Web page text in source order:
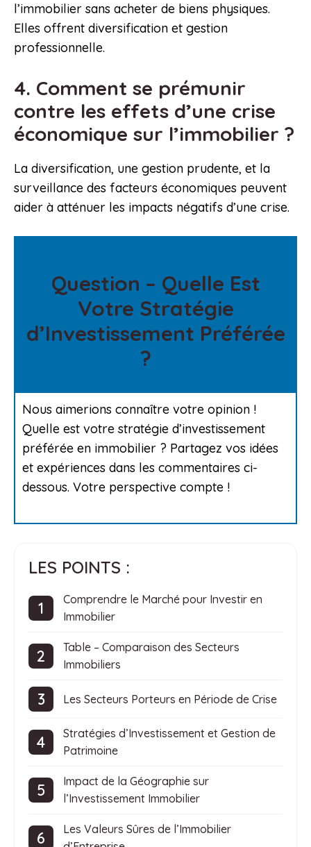
l’immobilier sans acheter de biens physiques.
Elles offrent diversification et gestion
professionnelle.
4. Comment se prémunir
contre les effets d’une crise
économique sur l’immobilier ?
La diversification, une gestion prudente, et la
surveillance des facteurs économiques peuvent
aider à atténuer les impacts négatifs d’une crise.
Question – Quelle Est
Votre Stratégie
d’Investissement Préférée
?
Nous aimerions connaître votre opinion !
Quelle est votre stratégie d’investissement
préférée en immobilier ? Partagez vos idées
et expériences dans les commentaires ci-
dessous. Votre perspective compte !
LES POINTS :
Comprendre le Marché pour Investir en
Immobilier
Table – Comparaison des Secteurs
Immobiliers
Les Secteurs Porteurs en Période de Crise
Stratégies d’Investissement et Gestion de
Patrimoine
Impact de la Géographie sur
l’Investissement Immobilier
Les Valeurs Sûres de l’Immobilier